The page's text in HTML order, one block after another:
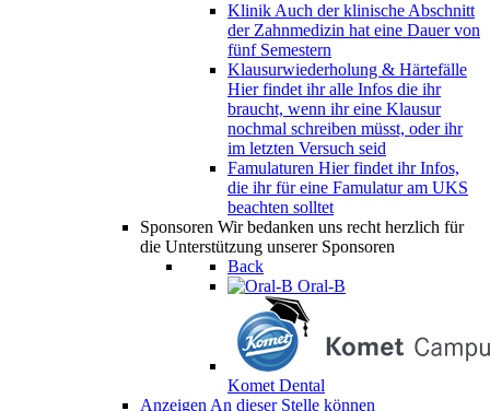
KlinikAuch der klinische Abschnitt
der Zahnmedizin hat eine Dauer von
fünf Semestern
Klausurwiederholung & Härtefälle
Hier findet ihr alle Infos die ihr
braucht, wenn ihr eine Klausur
nochmal schreiben müsst, oder ihr
im letzten Versuch seid
Famulaturen Hier findet ihr Infos,
die ihr für eine Famulatur am UKS
beachten solltet
Sponsoren Wir bedanken uns recht herzlich für
die Unterstützung unserer Sponsoren
Back
Oral-B
Komet Dental
AnzeigenAn dieser Stelle können